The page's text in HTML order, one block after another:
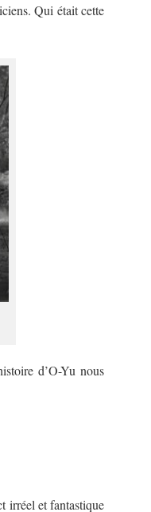
Qui était cette
d’O-Yu nous
irréel et fantastique